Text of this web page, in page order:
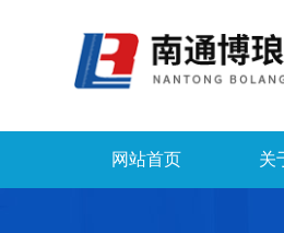
网站首页 关